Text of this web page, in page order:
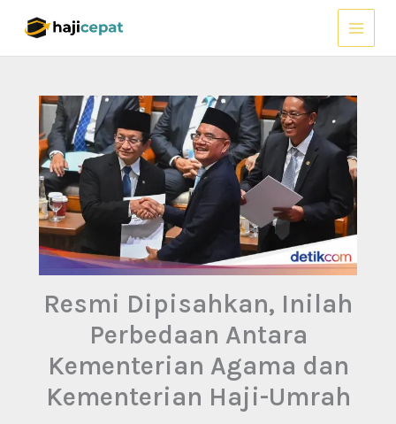
Resmi Dipisahkan, Inilah
Perbedaan Antara
Kementerian Agama dan
Kementerian Haji-Umrah